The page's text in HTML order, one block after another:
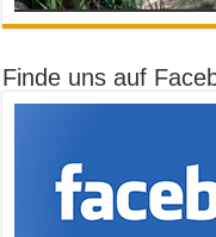
Finde uns auf